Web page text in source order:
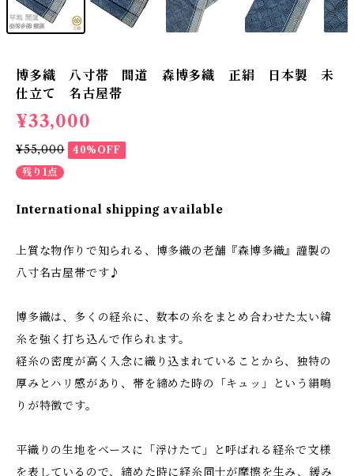
博多織 八寸帯 間道 森博多織 正絹 日本製 未
仕立て 名古屋帯
¥33,000
¥55,000
40%OFF
残り1点
International shipping available
上質な物作りで知られる、博多織の老舗『森博多織』謹製の
八寸名古屋帯です♪
博多織は、多くの経糸に、数本の糸をまとめ合わせた太い緯
糸を強く打ち込んで作られます。
経糸の密度が高く入念に織り込まれていることから、独特の
厚みとハリ感があり、帯を締めた時の「キュッ」という絹鳴
りが特徴です。
平織りの生地をベースに「浮けたて」と呼ばれる経糸で文様
を表しているので、締めた時に経糸同士が摩擦を生み、緩み